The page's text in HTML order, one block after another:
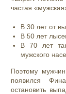
частая
В 30 лет от
В 50 лет
В 70 лет
мужского
Поэтому
появился
остановить